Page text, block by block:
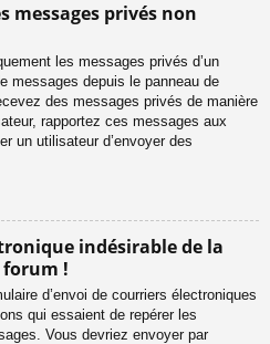
messages privés non
les messages privés d’un
messages depuis le panneau de
des messages privés de manière
rapportez ces messages aux
un utilisateur d’envoyer des
indésirable de la
forum !
d’envoi de courriers électroniques
qui essaient de repérer les
Vous devriez envoyer par